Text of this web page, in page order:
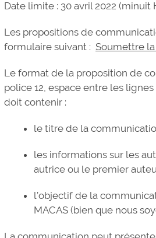
Date limite : 30 avril 2022 (minuit
Les propositions de
formulaire suivant :Soumettre
Le format de la proposition de
police 12, espace entre les
doit contenir :
le titre de la
les informations sur les
autrice ou le premier
l’objectif de la
MACAS (bien que nous